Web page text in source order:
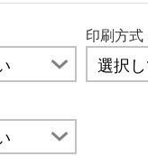
印刷方式